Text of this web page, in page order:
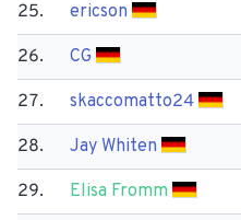
25. ericson
26. CG
27. skaccomatto24
28. Jay Whiten
29. Elisa Fromm